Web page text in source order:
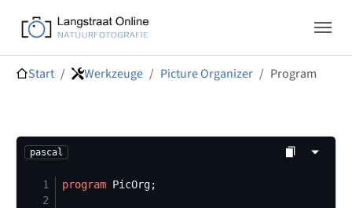
Sie sind hier:
Start Werkzeuge Picture Organizer Program
pascal
1 program
2